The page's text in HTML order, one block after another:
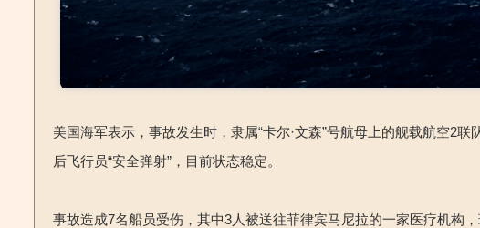
美国海军表示，事故发生时，隶属“卡尔·文森”号航母上的舰载航空2
后飞行员“安全弹射”，目前状态稳定。
事故造成7名船员受伤，其中3人被送往菲律宾马尼拉的一家医疗机构